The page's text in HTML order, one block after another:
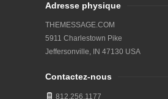
Adresse physique
THEMESSAGE.COM
5911 Charlestown Pike
Jeffersonville, IN 47130 USA
Contactez-nous
812.256.1177